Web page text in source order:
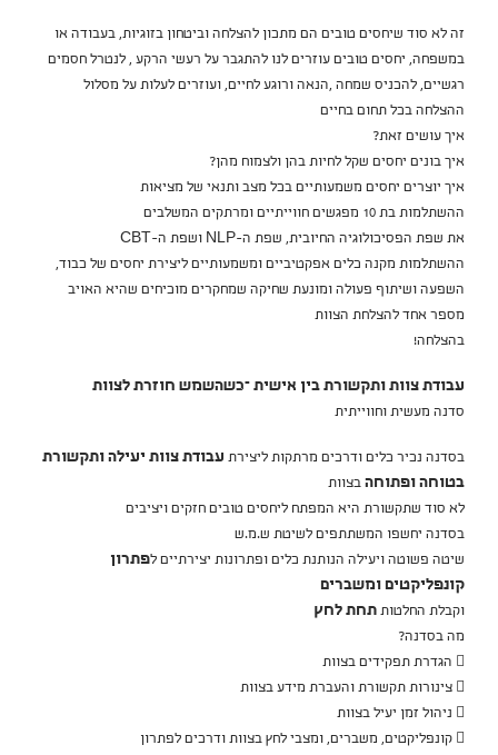
זה לא סוד שיחסים טובים הם מתכון להצלחה וביטחון בזוגיות, בעבודה או
במשפחה, יחסים טובים עוזרים לנו להתגבר על רעשי הרקע , לנטרל חסמים
רגשיים, להכניס שמחה ,הנאה ורוגע לחיים, ועוזרים לעלות על מסלול
ההצלחה בכל תחום בחיים
איך עושים זאת?
איך בונים יחסים שקל לחיות בהן ולצמוח מהן?
איך יוצרים יחסים משמעותיים בכל מצב ותנאי של מציאות
ההשתלמות בת 10 מפגשים חווייתיים ומרתקים המשלבים
את שפת הפסיכולוגיה החיובית, שפת ה-NLP ושפת ה-CBT
ההשתלמות מקנה כלים אפקטיביים ומשמעותיים ליצירת יחסים של כבוד,
השפעה ושיתוף פעולה ומונעת שחיקה שמחקרים מוכיחים שהיא האויב
מספר אחד להצלחת הצוות
בהצלחה!
עבודת צוות ותקשורת בין אישית –כשהשמש חוזרת לצוות
סדנה מעשית וחווייתית
בסדנה נכיר כלים ודרכים מרתקות ליצירת עבודת צוות יעילה ותקשורת
בטוחה ופתוחהבצוות
לא סוד שתקשורת היא המפתח ליחסים טובים חזקים ויציבים
בסדנה יחשפו המשתתפים לשיטת ש.מ.ש
שיטה פשוטה ויעילה הנותנת כלים ופתרונות יצירתיים לפתרון
קונפליקטים ומשברים
וקבלת החלטותתחת לחץ
מה בסדנה?
 הגדרת תפקידים בצוות
 צינורות תקשורת והעברת מידע בצוות
 ניהול זמן יעיל בצוות
 קונפליקטים, משברים, ומצבי לחץ בצוות ודרכים לפתרון